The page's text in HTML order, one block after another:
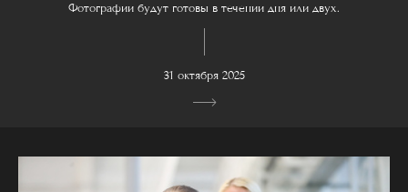
Фотографии будут готовы в течении дня или двух.
31 октября 2025